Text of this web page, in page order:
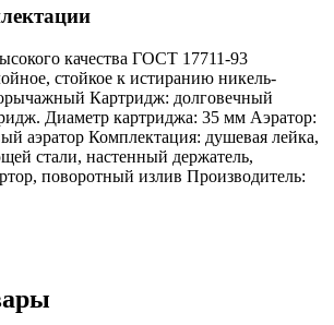
качества ГОСТ 17711-93
стойкое к истиранию никель-
Картридж: долговечный
Диаметр картриджа: 35 мм Аэратор:
аэратор Комплектация: душевая лейка,
стали, настенный держатель,
поворотный излив Производитель: